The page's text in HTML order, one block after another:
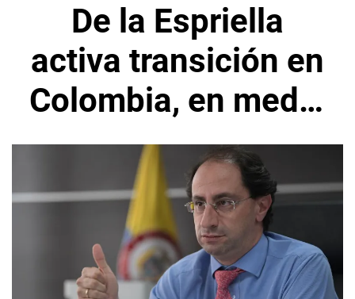
De la Espriella
activa transición en
Colombia, en medio
de tensión política